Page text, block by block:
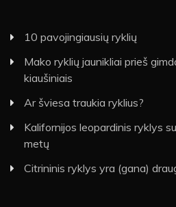
10 pavojingiausių ryklių
Mako ryklių jaunikliai prieš
kiaušiniais
Ar šviesa traukia ryklius?
Kalifornijos leopardinis ryklys
metų
Citrininis ryklys yra (gana)